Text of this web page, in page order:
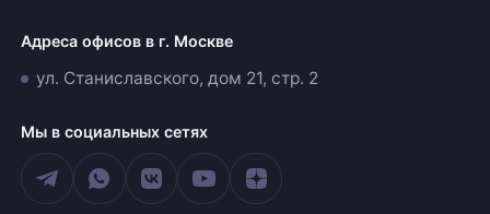
Адреса офисов в г. Москве
ул. Станиславского, дом 21, стр. 2
Мы в социальных сетях